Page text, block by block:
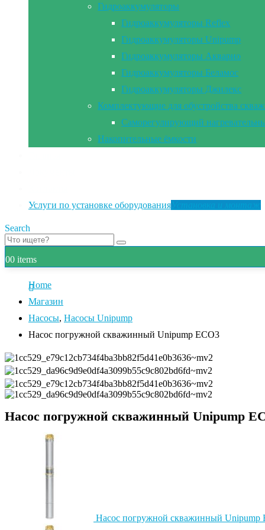
Гидроаккумуляторы
Гидроаккумуляторы Reflex
Гидроаккумуляторы Unipump
Гидроаккумуляторы Акварио
Гидроаккумуляторы Беламос
Гидроаккумуляторы Джилекс
Комплектующие для обустройства
Саморегулирующий
Накопительные ёмкости
Услуги по установке оборудования
Search
00 items
Home
Магазин
Насосы, Насосы Unipump
Насос погружной скважинный Unipump ECO3
Насос погружной скважинный Unipump
Насос погружной скважинный Unipump